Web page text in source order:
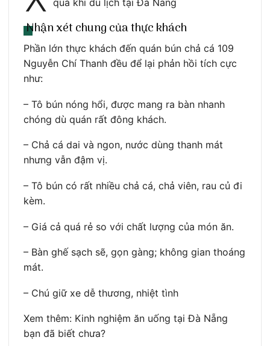
Nhận xét chung của thực khách
Phần lớn thực khách đến quán bún chả cá 109
Nguyễn Chí Thanh đều để lại phản hồi tích cực
như:
– Tô bún nóng hổi, được mang ra bàn nhanh
chóng dù quán rất đông khách.
– Chả cá dai và ngon, nước dùng thanh mát
nhưng vẫn đậm vị.
– Tô bún có rất nhiều chả cá, chả viên, rau củ đi
kèm.
– Giá cả quá rẻ so với chất lượng của món ăn.
– Bàn ghế sạch sẽ, gọn gàng; không gian thoáng
mát.
– Chú giữ xe dễ thương, nhiệt tình
Xem thêm: Kinh nghiệm ăn uống tại Đà Nẵng
bạn đã biết chưa?